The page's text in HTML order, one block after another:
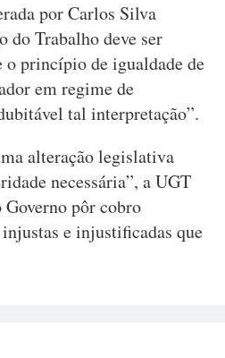
por Carlos Silva
do Trabalho deve ser
o princípio de igualdade de
em regime de
tal interpretação”.
alteração legislativa
necessária”, a UGT
Governo pôr cobro
e injustificadas que